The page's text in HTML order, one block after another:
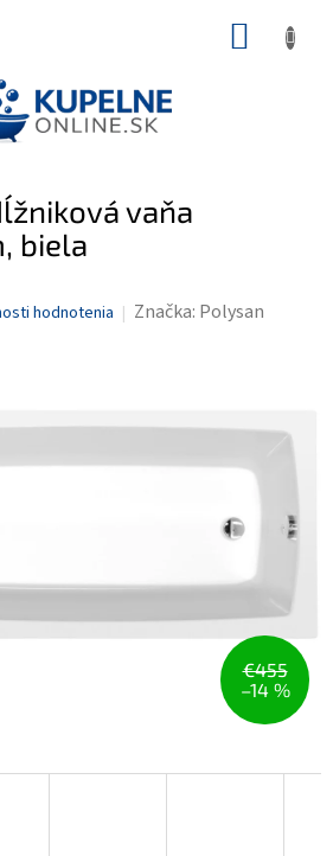
vaňa
biela
hodnotenia Značka: Polysan
€455
–14 %